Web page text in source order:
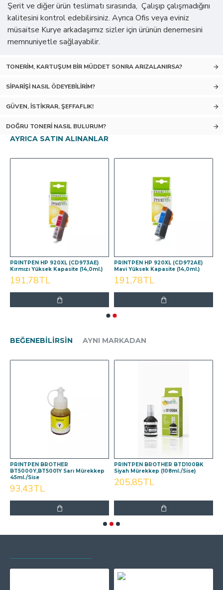
Şerit ve diğer ürün teslimatı sırasında, Çalışıp çalışmadığını
kalitesini kontrol edebilirsiniz. Ayrıca Ofis veya eviniz
müsaitse Kurye arkadaşımız sizler için ürünün denemesini
memnuniyetle sağlayabilir.
TONERIM, KARTUŞUM BIR MÜDDET SONRA ARIZALANIRSA?
SIPARIŞI NASIL ÖDEYEBILIRIM?
GÜVEN, İSTIKRAR, ŞEFFAFLIK!
DOĞRU TONERI NASIL BULURUM?
AYRICA SATIN ALINANLAR
PRINTPEN HP 920XL (CD973AE)
Kırmızı Yüksek Kapasite (14,0ml.)
191,78TL
PRINTPEN HP 920XL (CD972AE)
Mavi Yüksek Kapasite (14,0ml.)
191,78TL
BEĞENEBILIRSIN AYNI MARKADAN
PRINTPEN BROTHER
BT5000Y,BT5001Y Sarı Mürekkep
45ml./Sise
93,43TL
PRINTPEN BROTHER BTD100BK
Siyah Mürekkep (108ml./Sise)
205,85TL